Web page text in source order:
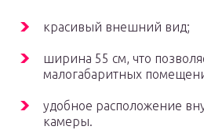
красивый внешний вид;
ширина 55 см, что
малогабаритных
удобное расположение
камеры.